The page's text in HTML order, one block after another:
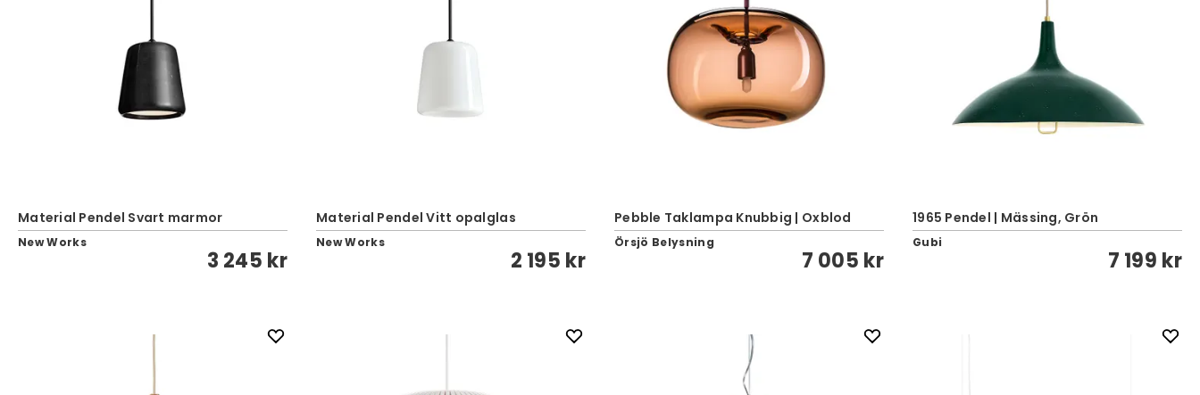
Material Pendel Svart marmor
New Works
3 245 kr
Material Pendel Vitt opalglas
New Works
2 195 kr
Pebble Taklampa Knubbig | Oxblod
Örsjö Belysning
7 005 kr
1965 Pendel | Mässing, Grön
Gubi
7 199 kr